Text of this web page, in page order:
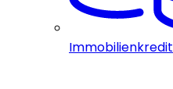
Immobilienkredit